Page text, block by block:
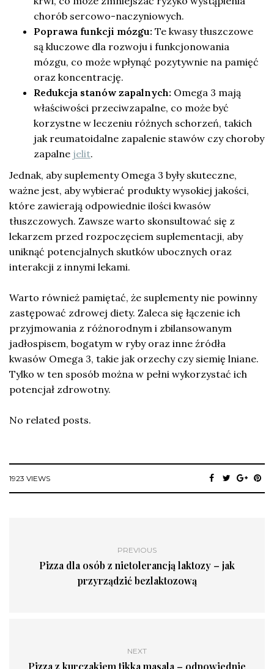
chorób sercowo-naczyniowych.
Poprawa funkcji mózgu: Te kwasy tłuszczowe
są kluczowe dla rozwoju i funkcjonowania
mózgu, co może wpłynąć pozytywnie na pamięć
oraz koncentrację.
Redukcja stanów zapalnych: Omega 3 mają
właściwości przeciwzapalne, co może być
korzystne w leczeniu różnych schorzeń, takich
jak reumatoidalne zapalenie stawów czy choroby
zapalne jelit.
Jednak, aby suplementy Omega 3 były skuteczne,
ważne jest, aby wybierać produkty wysokiej jakości,
które zawierają odpowiednie ilości kwasów
tłuszczowych. Zawsze warto skonsultować się z
lekarzem przed rozpoczęciem suplementacji, aby
uniknąć potencjalnych skutków ubocznych oraz
interakcji z innymi lekami.
Warto również pamiętać, że suplementy nie powinny
zastępować zdrowej diety. Zaleca się łączenie ich
przyjmowania z różnorodnym i zbilansowanym
jadłospisem, bogatym w ryby oraz inne źródła
kwasów Omega 3, takie jak orzechy czy siemię lniane.
Tylko w ten sposób można w pełni wykorzystać ich
potencjał zdrowotny.
No related posts.
1923 VIEWS
PREVIOUS
Pizza dla osób z nietolerancją laktozy – jak
przyrządzić bezlaktozową
NEXT
Pizza z kurczakiem tikka masala – odpowiednie